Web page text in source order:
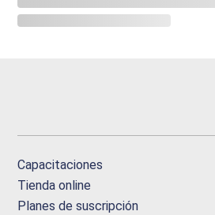
Capacitaciones
Tienda online
Planes de suscripción